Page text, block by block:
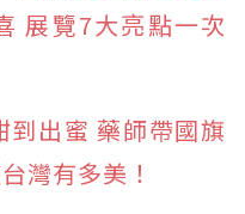
展覽7大亮點一次
到出蜜 藥師帶國旗
灣有多美！